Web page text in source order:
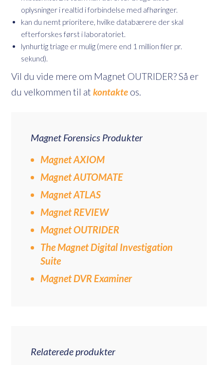
oplysninger i realtid i forbindelse med afhøringer.
kan du nemt prioritere, hvilke databærere der skal
efterforskes først i laboratoriet.
lynhurtig triage er mulig (mere end 1 million filer pr.
sekund).
Vil du vide mere om Magnet OUTRIDER? Så er
du velkommen til at kontakte os.
Magnet Forensics Produkter
Magnet AXIOM
Magnet AUTOMATE
Magnet ATLAS
Magnet REVIEW
Magnet OUTRIDER
The Magnet Digital Investigation
Suite
Magnet DVR Examiner
Relaterede produkter